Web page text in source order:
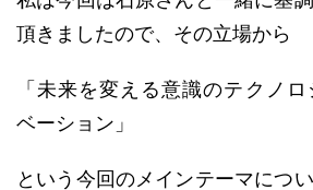
頂きましたので、その立場から
「未来を変える意識のテクノ
ベーション」
という今回のメインテーマにつ